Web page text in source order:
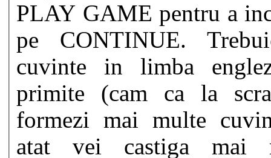
PLAY GAME pentru a
pe CONTINUE.
cuvinte in limba
primite (cam ca la
formezi mai multe
atat vei castiga mai